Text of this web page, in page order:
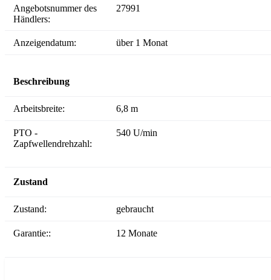
Angebotsnummer des
Händlers:
27991
Anzeigendatum: über 1 Monat
Beschreibung
Arbeitsbreite: 6,8 m
PTO -
Zapfwellendrehzahl:
540 U/min
Zustand
Zustand: gebraucht
Garantie:: 12 Monate